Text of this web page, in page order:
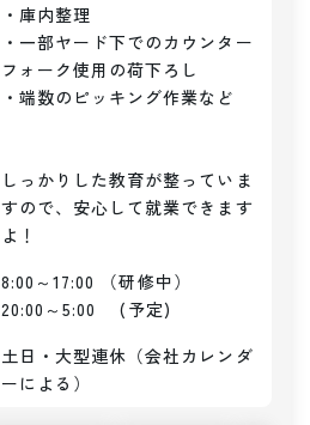
・庫内整理
・一部ヤード下でのカウンター
フォーク使用の荷下ろし
・端数のピッキング作業など
しっかりした教育が整っていま
すので、安心して就業できます
よ！
8:00～17:00 （研修中）
20:00～5:00　 (予定)
土日・大型連休（会社カレンダ
ーによる）